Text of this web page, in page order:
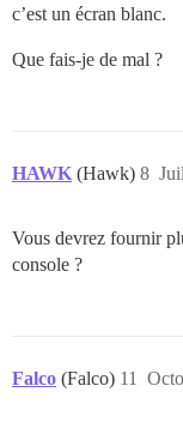
c’est un écran blanc.
Que fais-je de mal ?
HAWK (Hawk) 8
Vous devrez fournir
console ?
Falco (Falco) 11